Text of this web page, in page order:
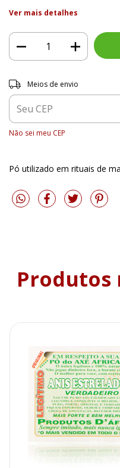
Ver mais detalhes
Entregas para o CEP:
Meios de envio
Não sei meu CEP
Pó utilizado em rituais de
Produtos